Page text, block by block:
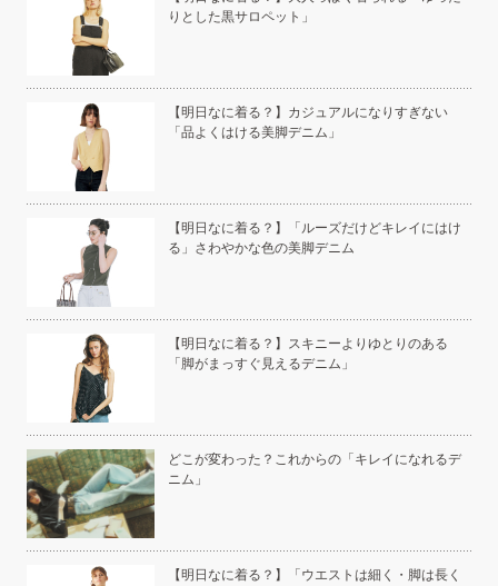
りとした黒サロペット」
【明日なに着る？】カジュアルになりすぎない
「品よくはける美脚デニム」
【明日なに着る？】「ルーズだけどキレイにはけ
る」さわやかな色の美脚デニム
【明日なに着る？】スキニーよりゆとりのある
「脚がまっすぐ見えるデニム」
どこが変わった？これからの「キレイになれるデ
ニム」
【明日なに着る？】「ウエストは細く・脚は長く